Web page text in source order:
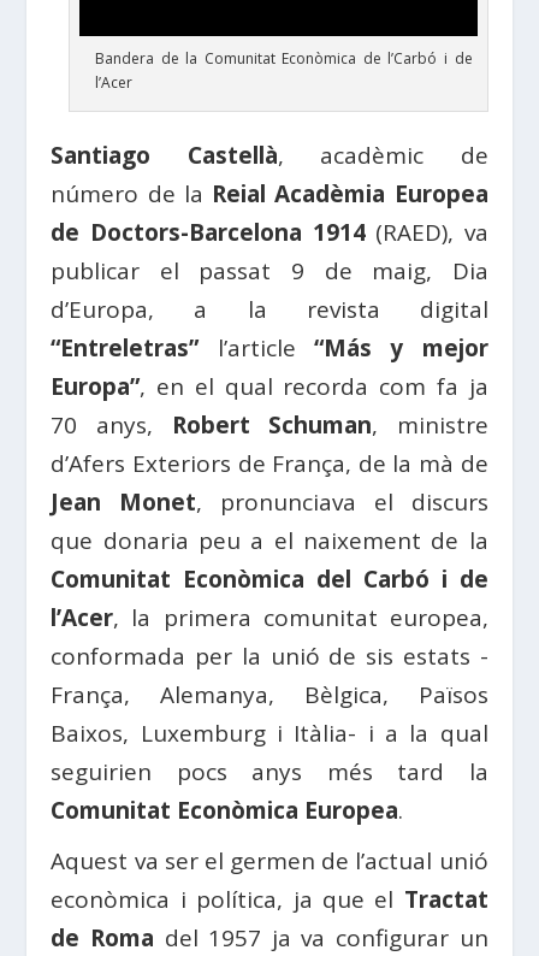
Bandera de la Comunitat Econòmica de l’Carbó i de
l’Acer
Santiago Castellà, acadèmic de
número de la Reial Acadèmia Europea
de Doctors-Barcelona 1914(RAED), va
publicar el passat 9 de maig, Dia
d’Europa, a la revista digital
“Entreletras”l’article “Más y mejor
Europa”, en el qual recorda com fa ja
70 anys, Robert Schuman, ministre
d’Afers Exteriors de França, de la mà de
Jean Monet, pronunciava el discurs
que donaria peu a el naixement de la
Comunitat Econòmica del Carbó i de
l’Acer, la primera comunitat europea,
conformada per la unió de sis estats -
França, Alemanya, Bèlgica, Països
Baixos, Luxemburg i Itàlia- i a la qual
seguirien pocs anys més tard la
Comunitat Econòmica Europea.
Aquest va ser el germen de l’actual unió
econòmica i política, ja que el Tractat
de Roma del 1957 ja va configurar un